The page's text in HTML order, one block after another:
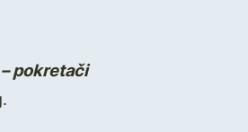
pokretači